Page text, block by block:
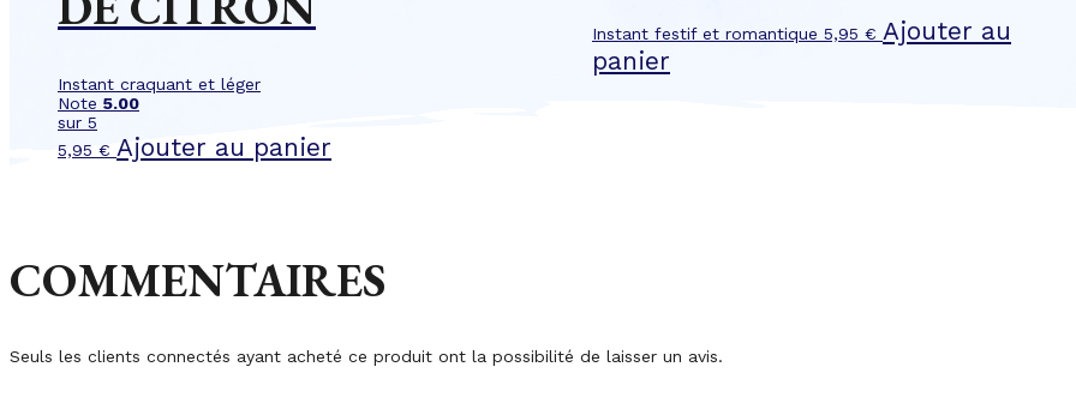
Instant craquant et léger
Note 5.00
sur 5
5,95 € Ajouter au panier
Instant festif et romantique 5,95 € Ajouter au
panier
COMMENTAIRES
Seuls les clients connectés ayant acheté ce produit ont la possibilité de laisser un avis.